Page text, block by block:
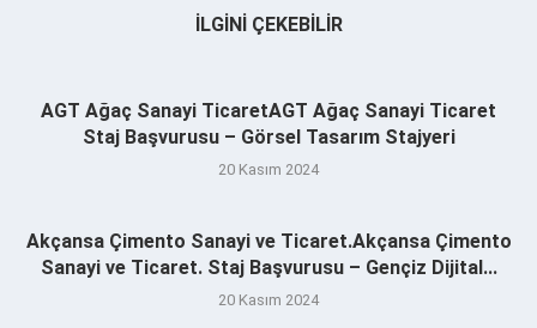
İLGINI ÇEKEBILIR
AGT Ağaç Sanayi TicaretAGT Ağaç Sanayi Ticaret
Staj Başvurusu – Görsel Tasarım Stajyeri
20 Kasım 2024
Akçansa Çimento Sanayi ve Ticaret.Akçansa Çimento
Sanayi ve Ticaret. Staj Başvurusu – Gençiz Dijital...
20 Kasım 2024